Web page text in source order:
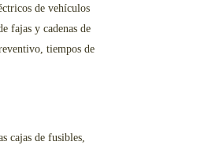
de vehículos
fajas y cadenas de
tiempos de
cajas de fusibles,